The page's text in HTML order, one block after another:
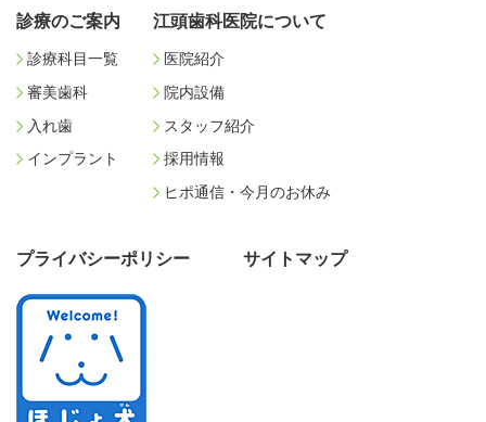
診療のご案内
診療科目一覧
審美歯科
入れ歯
インプラント
江頭歯科医院について
医院紹介
院内設備
スタッフ紹介
採用情報
ヒポ通信・今月のお休み
プライバシーポリシー サイトマップ